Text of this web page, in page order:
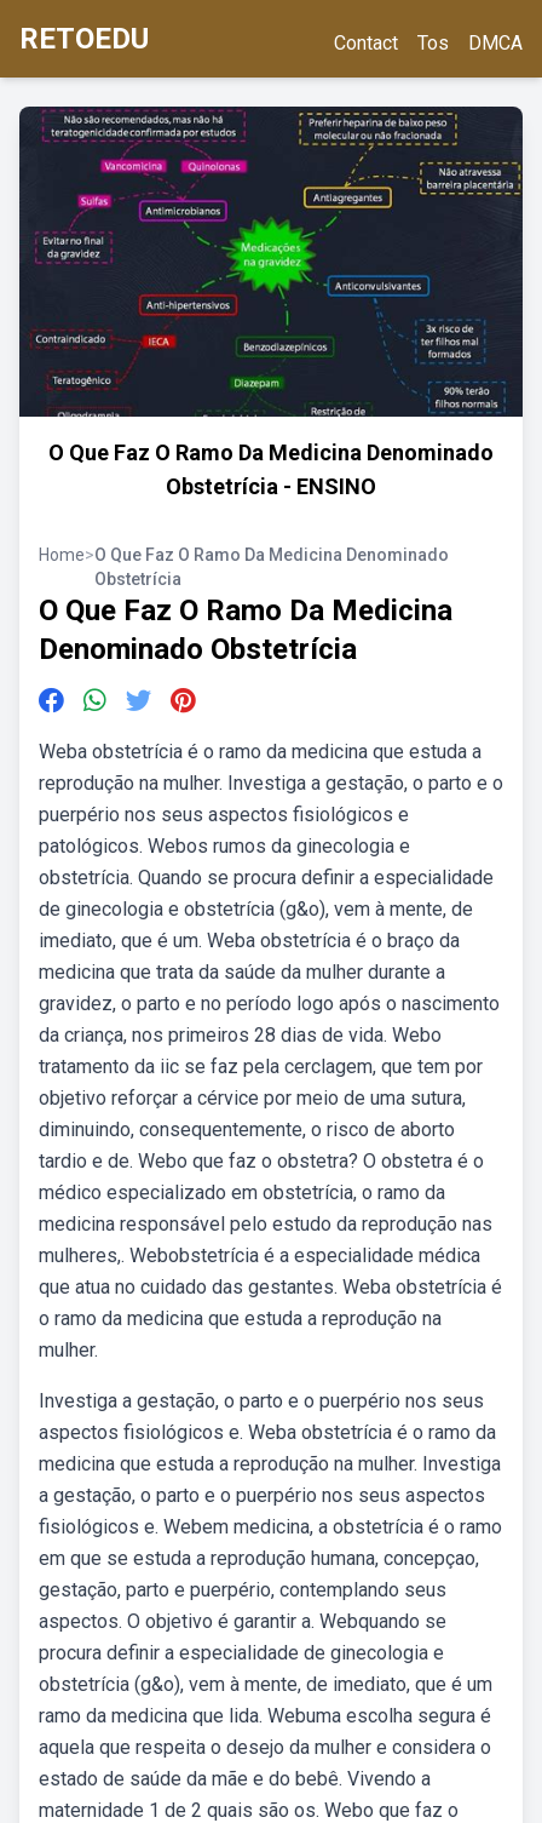
RETOEDU Contact Tos DMCA
O Que Faz O Ramo Da Medicina Denominado
Obstetrícia - ENSINO
Home>O Que Faz O Ramo Da Medicina Denominado
Obstetrícia
O Que Faz O Ramo Da Medicina
Denominado Obstetrícia
Weba obstetrícia é o ramo da medicina que estuda a
reprodução na mulher. Investiga a gestação, o parto e o
puerpério nos seus aspectos fisiológicos e
patológicos. Webos rumos da ginecologia e
obstetrícia. Quando se procura definir a especialidade
de ginecologia e obstetrícia (g&o), vem à mente, de
imediato, que é um. Weba obstetrícia é o braço da
medicina que trata da saúde da mulher durante a
gravidez, o parto e no período logo após o nascimento
da criança, nos primeiros 28 dias de vida. Webo
tratamento da iic se faz pela cerclagem, que tem por
objetivo reforçar a cérvice por meio de uma sutura,
diminuindo, consequentemente, o risco de aborto
tardio e de. Webo que faz o obstetra? O obstetra é o
médico especializado em obstetrícia, o ramo da
medicina responsável pelo estudo da reprodução nas
mulheres,. Webobstetrícia é a especialidade médica
que atua no cuidado das gestantes. Weba obstetrícia é
o ramo da medicina que estuda a reprodução na
mulher.
Investiga a gestação, o parto e o puerpério nos seus
aspectos fisiológicos e. Weba obstetrícia é o ramo da
medicina que estuda a reprodução na mulher. Investiga
a gestação, o parto e o puerpério nos seus aspectos
fisiológicos e. Webem medicina, a obstetrícia é o ramo
em que se estuda a reprodução humana, concepçao,
gestação, parto e puerpério, contemplando seus
aspectos. O objetivo é garantir a. Webquando se
procura definir a especialidade de ginecologia e
obstetrícia (g&o), vem à mente, de imediato, que é um
ramo da medicina que lida. Webuma escolha segura é
aquela que respeita o desejo da mulher e considera o
estado de saúde da mãe e do bebê. Vivendo a
maternidade 1 de 2 quais são os. Webo que faz o